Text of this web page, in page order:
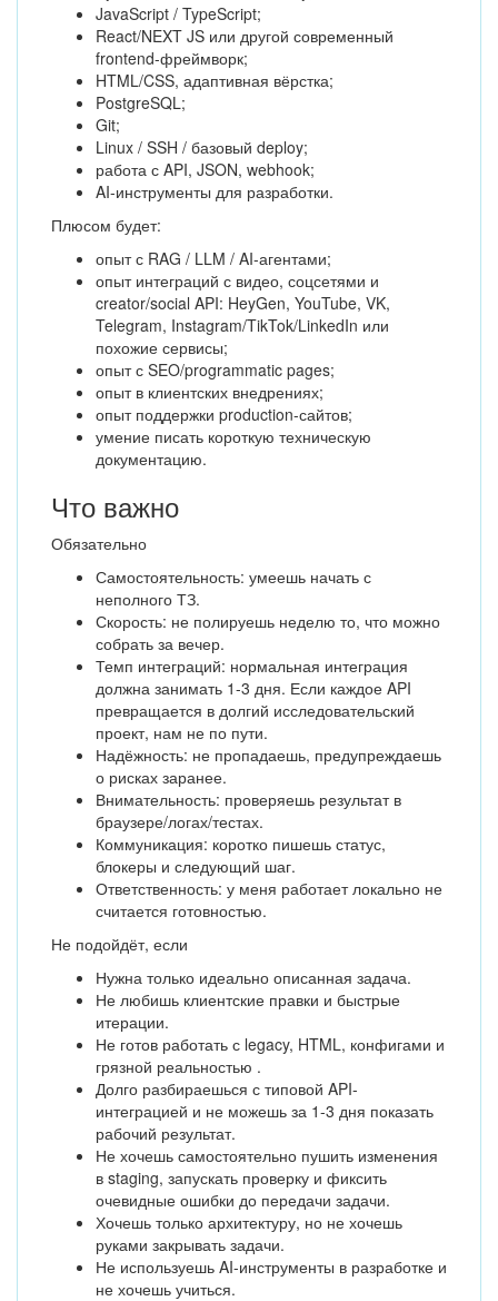
JavaScript / TypeScript;
React/NEXT JS или другой современный
frontend-фреймворк;
HTML/CSS, адаптивная вёрстка;
PostgreSQL;
Git;
Linux / SSH / базовый deploy;
работа с API, JSON, webhook;
AI-инструменты для разработки.
Плюсом будет:
опыт с RAG / LLM / AI-агентами;
опыт интеграций с видео, соцсетями и
creator/social API: HeyGen, YouTube, VK,
Telegram, Instagram/TikTok/LinkedIn или
похожие сервисы;
опыт с SEO/programmatic pages;
опыт в клиентских внедрениях;
опыт поддержки production-сайтов;
умение писать короткую техническую
документацию.
Что важно
Обязательно
Самостоятельность: умеешь начать с
неполного ТЗ.
Скорость: не полируешь неделю то, что можно
собрать за вечер.
Темп интеграций: нормальная интеграция
должна занимать 1-3 дня. Если каждое API
превращается в долгий исследовательский
проект, нам не по пути.
Надёжность: не пропадаешь, предупреждаешь
о рисках заранее.
Внимательность: проверяешь результат в
браузере/логах/тестах.
Коммуникация: коротко пишешь статус,
блокеры и следующий шаг.
Ответственность: у меня работает локально не
считается готовностью.
Не подойдёт, если
Нужна только идеально описанная задача.
Не любишь клиентские правки и быстрые
итерации.
Не готов работать с legacy, HTML, конфигами и
грязной реальностью .
Долго разбираешься с типовой API-
интеграцией и не можешь за 1-3 дня показать
рабочий результат.
Не хочешь самостоятельно пушить изменения
в staging, запускать проверку и фиксить
очевидные ошибки до передачи задачи.
Хочешь только архитектуру, но не хочешь
руками закрывать задачи.
Не используешь AI-инструменты в разработке и
не хочешь учиться.